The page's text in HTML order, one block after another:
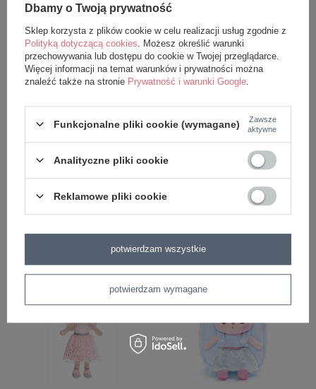
z tej samej serii
Lalka Metoo Aniołek XL 70 cm Lalka Metoo Mini Aniołek
Dbamy o Twoją prywatność
Sklep korzysta z plików cookie w celu realizacji usług zgodnie z
Polityką dotyczącą cookies . Możesz określić warunki
przechowywania lub dostępu do cookie w Twojej przeglądarce.
Więcej informacji na temat warunków i prywatności można
znaleźć także na stronie Prywatność i warunki Google
Funkcjonalne pliki cookie (wymagane)
Zawsze
aktywne
Analityczne pliki cookie
Reklamowe pliki cookie
potwierdzam wymagane
potwierdzam wszystkie